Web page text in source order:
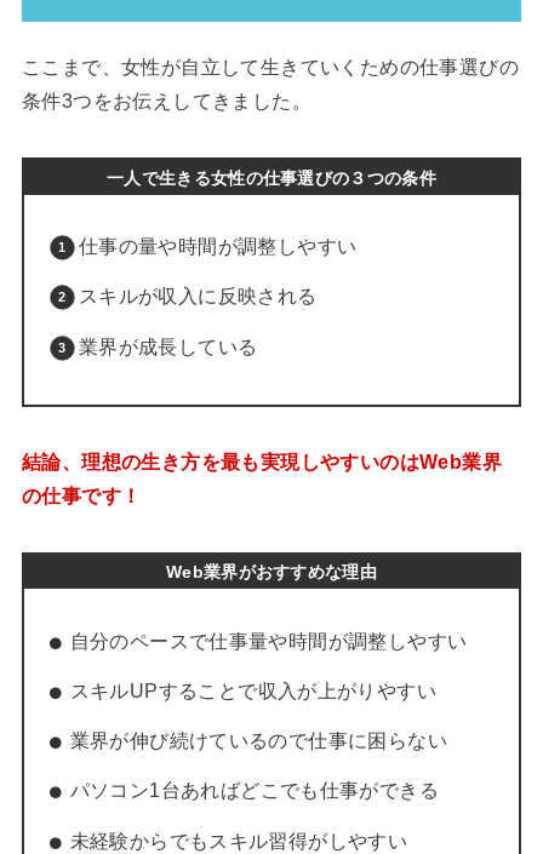
ここまで、女性が自立して生きていくための仕事選びの
条件3つをお伝えしてきました。
一人で生きる女性の仕事選びの３つの条件
仕事の量や時間が調整しやすい
スキルが収入に反映される
業界が成長している
結論、理想の生き方を最も実現しやすいのはWeb業界
の仕事です！
Web業界がおすすめな理由
自分のペースで仕事量や時間が調整しやすい
スキルUPすることで収入が上がりやすい
業界が伸び続けているので仕事に困らない
パソコン1台あればどこでも仕事ができる
未経験からでもスキル習得がしやすい